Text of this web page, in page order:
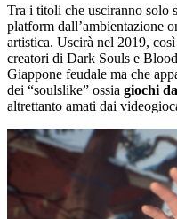
Tra i titoli che usciranno solo
platform dall’ambientazione
artistica. Uscirà nel 2019,
creatori di Dark Souls e
Giappone feudale ma che
dei “soulslike” ossia giochi
altrettanto amati dai